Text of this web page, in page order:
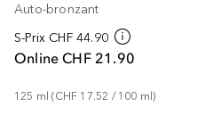
Auto-bronzant
S-Prix CHF 44.90
Online CHF 21.90
125 ml (CHF 17.52 / 100 ml)